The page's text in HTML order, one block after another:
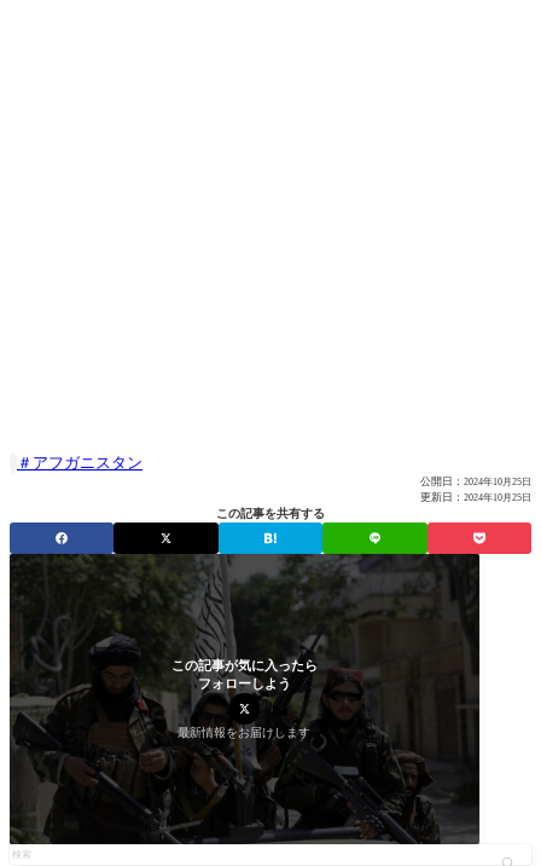
アフガニスタン
公開日： 2024年10月25日
更新日： 2024年10月25日
この記事を共有する
この記事が気に入ったら
フォローしよう
最新情報をお届けします